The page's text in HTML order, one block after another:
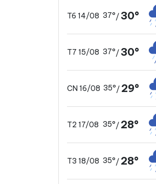
T6 14/08 37°/30°
T7 15/08 37°/30°
CN 16/08 35°/ 29°
T2 17/08 35°/ 28°
T3 18/08 35°/ 28°